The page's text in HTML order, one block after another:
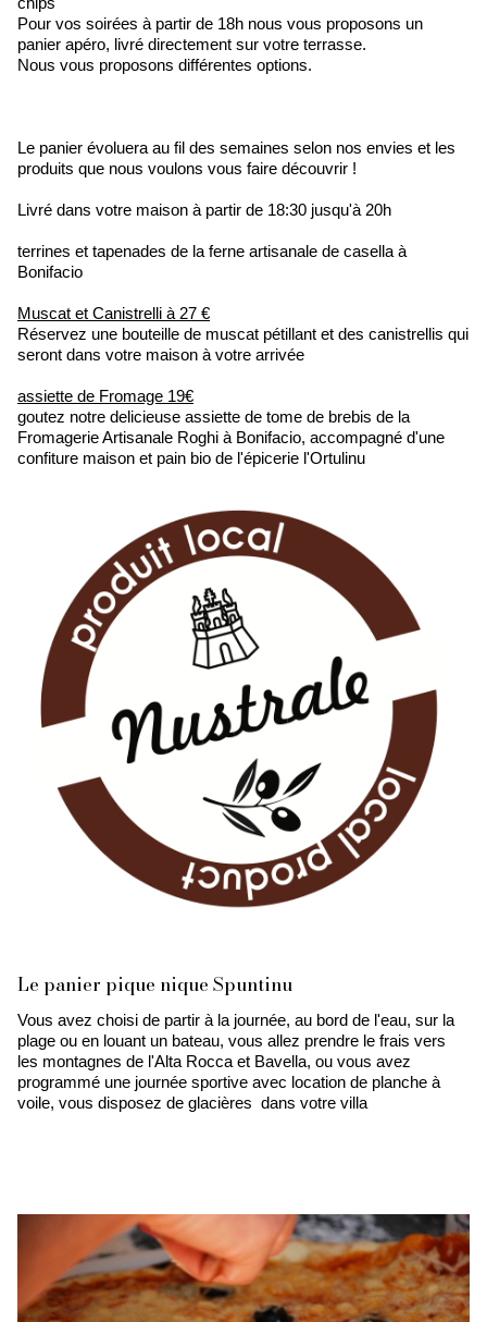
Pour vos soirées à partir de 18h nous vous proposons un
panier apéro, livré directement sur votre terrasse.
Nous vous proposons différentes options.
Le panier évoluera au fil des semaines selon nos envies et les
produits que nous voulons vous faire découvrir !
Livré dans votre maison à partir de 18:30 jusqu'à 20h
terrines et tapenades de la ferne artisanale de casella à
Bonifacio
Muscat et Canistrelli à 27 €
Réservez une bouteille de muscat pétillant et des canistrellis qui
seront dans votre maison à votre arrivée
assiette de Fromage 19€
goutez notre delicieuse assiette de tome de brebis de la
Fromagerie Artisanale Roghi à Bonifacio, accompagné d'une
confiture maison et pain bio de l'épicerie l'Ortulinu
Le panier pique nique Spuntinu
Vous avez choisi de partir à la journée, au bord de l'eau, sur la
plage ou en louant un bateau, vous allez prendre le frais vers
les montagnes de l'Alta Rocca et Bavella, ou vous avez
programmé une journée sportive avec location de planche à
voile, vous disposez de glacières dans votre villa